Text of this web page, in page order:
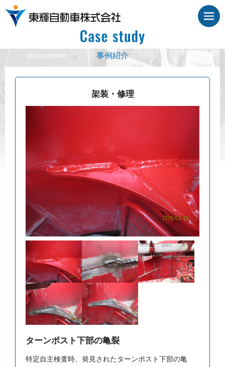
事例紹介
架装・修理
ターンポスト下部の亀裂
特定自主検査時、発見されたターンポスト下部の亀